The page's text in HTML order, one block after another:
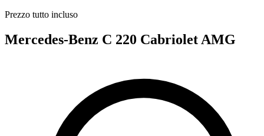
Prezzo tutto incluso
Mercedes-Benz C 220 Cabriolet AMG